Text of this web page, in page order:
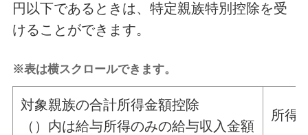
円以下であるときは、特定親族特別控除を受
けることができます。
※表は横スクロールできます。
対象親族の合計所得金額控除
（）内は給与所得のみの給与収入金額
所得